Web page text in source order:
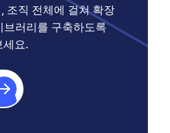
조직 전체에 걸쳐 확장
브러리를 구축하도록
요.